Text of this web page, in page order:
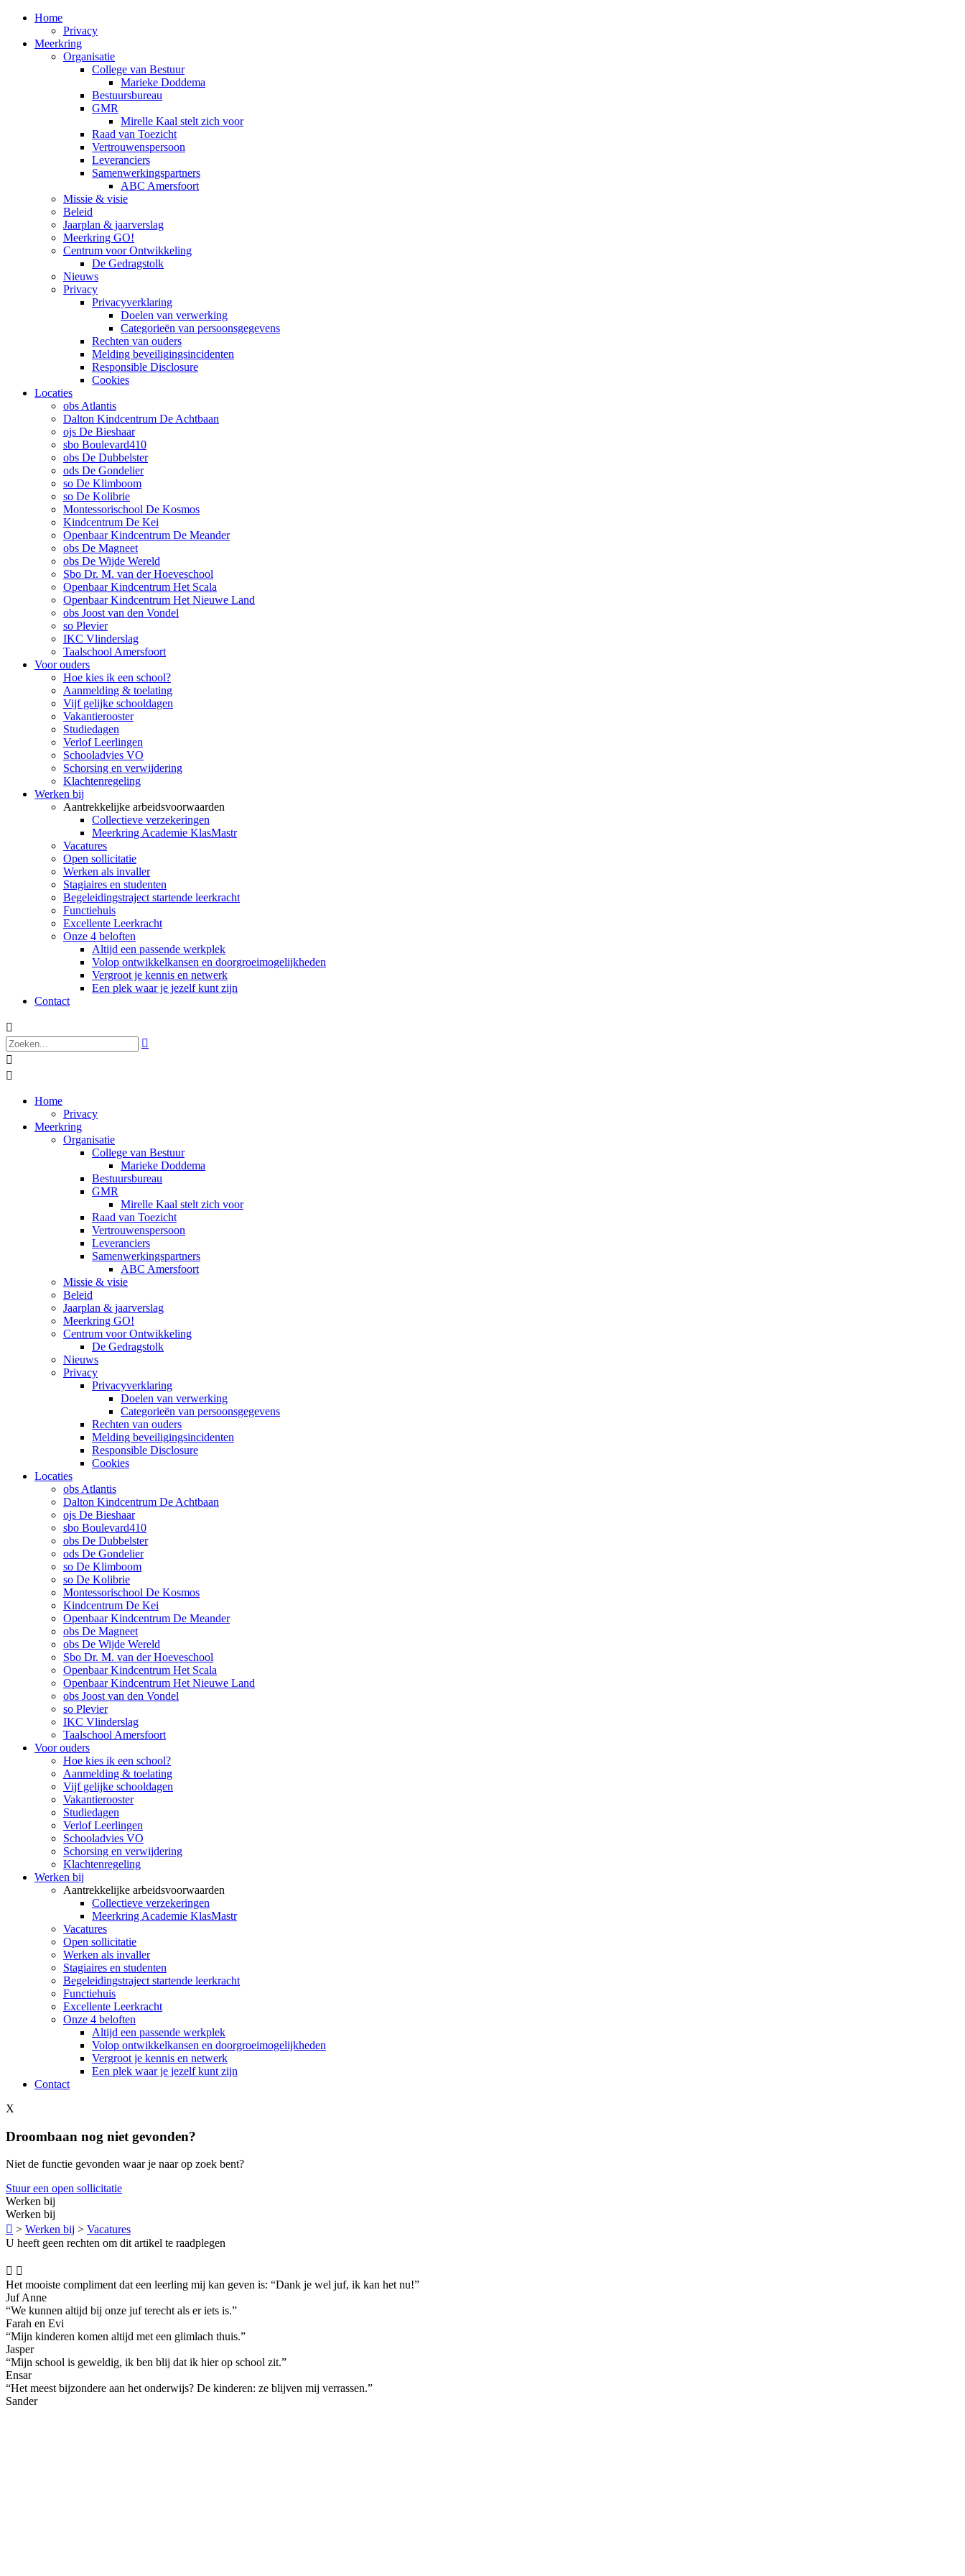
Home
Privacy
Meerkring
Organisatie
College van Bestuur
Marieke Doddema
Bestuursbureau
GMR
Mirelle Kaal stelt zich voor
Raad van Toezicht
Vertrouwenspersoon
Leveranciers
Samenwerkingspartners
ABC Amersfoort
Missie & visie
Beleid
Jaarplan & jaarverslag
Meerkring GO!
Centrum voor Ontwikkeling
De Gedragstolk
Nieuws
Privacy
Privacyverklaring
Doelen van verwerking
Categorieën van persoonsgegevens
Rechten van ouders
Melding beveiligingsincidenten
Responsible Disclosure
Cookies
Locaties
obs Atlantis
Dalton Kindcentrum De Achtbaan
ojs De Bieshaar
sbo Boulevard410
obs De Dubbelster
ods De Gondelier
so De Klimboom
so De Kolibrie
Montessorischool De Kosmos
Kindcentrum De Kei
Openbaar Kindcentrum De Meander
obs De Magneet
obs De Wijde Wereld
Sbo Dr. M. van der Hoeveschool
Openbaar Kindcentrum Het Scala
Openbaar Kindcentrum Het Nieuwe Land
obs Joost van den Vondel
so Plevier
IKC Vlinderslag
Taalschool Amersfoort
Voor ouders
Hoe kies ik een school?
Aanmelding & toelating
Vijf gelijke schooldagen
Vakantierooster
Studiedagen
Verlof Leerlingen
Schooladvies VO
Schorsing en verwijdering
Klachtenregeling
Werken bij
Aantrekkelijke arbeidsvoorwaarden
Collectieve verzekeringen
Meerkring Academie KlasMastr
Vacatures
Open sollicitatie
Werken als invaller
Stagiaires en studenten
Begeleidingstraject startende leerkracht
Functiehuis
Excellente Leerkracht
Onze 4 beloften
Altijd een passende werkplek
Volop ontwikkelkansen en doorgroeimogelijkheden
Vergroot je kennis en netwerk
Een plek waar je jezelf kunt zijn
Contact




Home
Privacy
Meerkring
Organisatie
College van Bestuur
Marieke Doddema
Bestuursbureau
GMR
Mirelle Kaal stelt zich voor
Raad van Toezicht
Vertrouwenspersoon
Leveranciers
Samenwerkingspartners
ABC Amersfoort
Missie & visie
Beleid
Jaarplan & jaarverslag
Meerkring GO!
Centrum voor Ontwikkeling
De Gedragstolk
Nieuws
Privacy
Privacyverklaring
Doelen van verwerking
Categorieën van persoonsgegevens
Rechten van ouders
Melding beveiligingsincidenten
Responsible Disclosure
Cookies
Locaties
obs Atlantis
Dalton Kindcentrum De Achtbaan
ojs De Bieshaar
sbo Boulevard410
obs De Dubbelster
ods De Gondelier
so De Klimboom
so De Kolibrie
Montessorischool De Kosmos
Kindcentrum De Kei
Openbaar Kindcentrum De Meander
obs De Magneet
obs De Wijde Wereld
Sbo Dr. M. van der Hoeveschool
Openbaar Kindcentrum Het Scala
Openbaar Kindcentrum Het Nieuwe Land
obs Joost van den Vondel
so Plevier
IKC Vlinderslag
Taalschool Amersfoort
Voor ouders
Hoe kies ik een school?
Aanmelding & toelating
Vijf gelijke schooldagen
Vakantierooster
Studiedagen
Verlof Leerlingen
Schooladvies VO
Schorsing en verwijdering
Klachtenregeling
Werken bij
Aantrekkelijke arbeidsvoorwaarden
Collectieve verzekeringen
Meerkring Academie KlasMastr
Vacatures
Open sollicitatie
Werken als invaller
Stagiaires en studenten
Begeleidingstraject startende leerkracht
Functiehuis
Excellente Leerkracht
Onze 4 beloften
Altijd een passende werkplek
Volop ontwikkelkansen en doorgroeimogelijkheden
Vergroot je kennis en netwerk
Een plek waar je jezelf kunt zijn
Contact
X
Droombaan nog niet gevonden?
Niet de functie gevonden waar je naar op zoek bent?
Stuur een open sollicitatie
Werken bij
Werken bij
 > Werken bij > Vacatures
U heeft geen rechten om dit artikel te raadplegen
 
Het mooiste compliment dat een leerling mij kan geven is: “Dank je wel juf, ik kan het nu!”
Juf Anne
“We kunnen altijd bij onze juf terecht als er iets is.”
Farah en Evi
“Mijn kinderen komen altijd met een glimlach thuis.”
Jasper
“Mijn school is geweldig, ik ben blij dat ik hier op school zit.”
Ensar
“Het meest bijzondere aan het onderwijs? De kinderen: ze blijven mij verrassen.”
Sander